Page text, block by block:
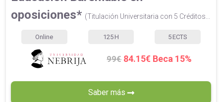
oposiciones* (Titulación Universitaria con 5 Créditos...
Online 125 H 5 ECTS
99€ 84.15€ Beca 15%
Saber más